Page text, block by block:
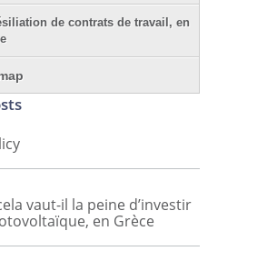
de contrats de travail, en
vaut-il la peine d’investir
en Grèce